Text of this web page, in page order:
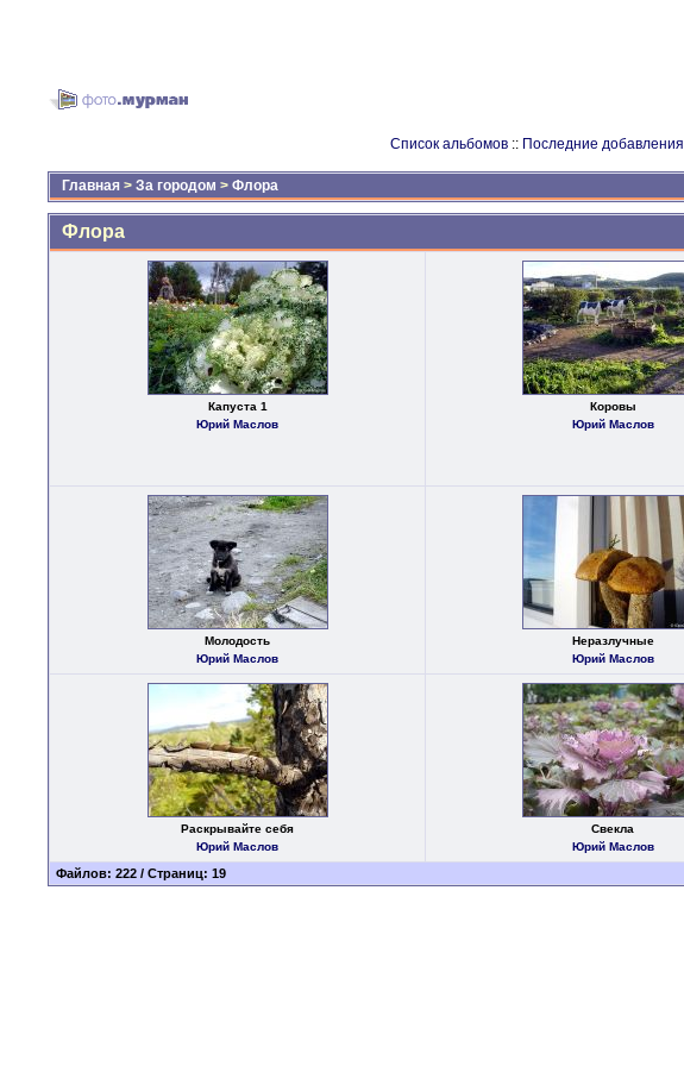
Список альбомов:: Последние добавления
Главная > За городом > Флора
Флора
Капуста 1
Юрий Маслов
Коровы
Юрий Маслов
Молодость
Юрий Маслов
Неразлучные
Юрий Маслов
Раскрывайте себя
Юрий Маслов
Свекла
Юрий Маслов
Файлов: 222 / Страниц: 19